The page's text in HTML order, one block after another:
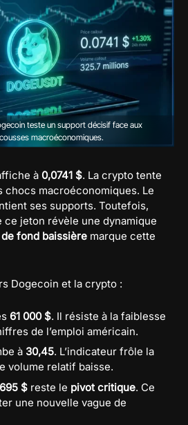
teste un support décisif face aux
macroéconomiques.
à 0,0741 $. La crypto tente
chocs macroéconomiques. Le
ses supports. Toutefois,
ce jeton révèle une dynamique
fond baissière marque cette
Dogecoin et la crypto :
61 000 $. Il résiste à la faiblesse
de l’emploi américain.
à 30,45. L’indicateur frôle la
volume relatif baisse.
$ reste le pivot critique. Ce
une nouvelle vague de